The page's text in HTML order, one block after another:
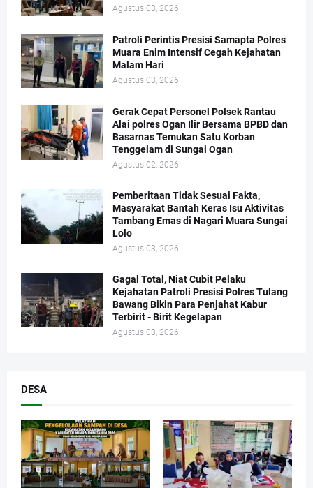
Agustus 03, 2026
Patroli Perintis Presisi Samapta Polres
Muara Enim Intensif Cegah Kejahatan
Malam Hari
Agustus 03, 2026
Gerak Cepat Personel Polsek Rantau
Alai polres Ogan Ilir Bersama BPBD dan
Basarnas Temukan Satu Korban
Tenggelam di Sungai Ogan
Agustus 02, 2026
Pemberitaan Tidak Sesuai Fakta,
Masyarakat Bantah Keras Isu Aktivitas
Tambang Emas di Nagari Muara Sungai
Lolo
Agustus 03, 2026
Gagal Total, Niat Cubit Pelaku
Kejahatan Patroli Presisi Polres Tulang
Bawang Bikin Para Penjahat Kabur
Terbirit - Birit Kegelapan
Agustus 03, 2026
DESA